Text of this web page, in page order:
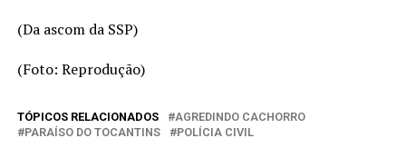
(Da ascom da SSP)
(Foto: Reprodução)
TÓPICOS RELACIONADOS
AGREDINDO CACHORRO
PARAÍSO DO TOCANTINS
POLÍCIA CIVIL